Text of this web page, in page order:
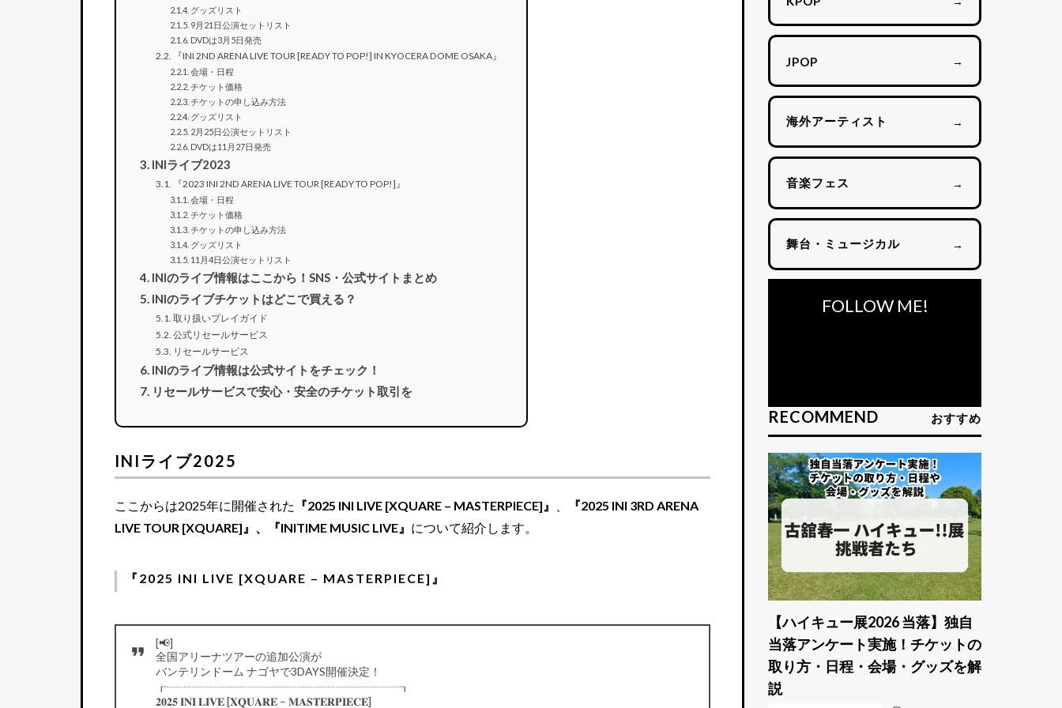
グッズリスト
9月21日公演セットリスト
DVDは3月5日発売
『INI 2ND ARENA LIVE TOUR [READY TO POP!] IN KYOCERA DOME OSAKA』
会場・日程
チケット価格
チケットの申し込み方法
グッズリスト
2月25日公演セットリスト
DVDは11月27日発売
INIライブ2023
『2023 INI 2ND ARENA LIVE TOUR [READY TO POP!]』
会場・日程
チケット価格
チケットの申し込み方法
グッズリスト
11月4日公演セットリスト
INIのライブ情報はここから！SNS・公式サイトまとめ
INIのライブチケットはどこで買える？
取り扱いプレイガイド
公式リセールサービス
リセールサービス
INIのライブ情報は公式サイトをチェック！
リセールサービスで安心・安全のチケット取引を
INIライブ2025
ここからは2025年に開催された 『2025 INI LIVE [XQUARE – MASTERPIECE]』
『2025 INI 3RD ARENA
LIVE TOUR [XQUARE]』、『INITIME MUSIC LIVE』 について紹介します。
『2025 INI LIVE [XQUARE – MASTERPIECE]』
[📢]
全国アリーナツアーの追加公演が
バンテリンドーム ナゴヤで3DAYS開催決定！
┎┈┈┈┈┈┈┈┈┈┈┈┈┈┈┈┈┈┈┈┈┈┒
𝟐𝟎𝟐𝟓 𝐈𝐍𝐈 𝐋𝐈𝐕𝐄 [𝐗𝐐𝐔𝐀𝐑𝐄 – 𝐌𝐀𝐒𝐓𝐄𝐑𝐏𝐈𝐄𝐂𝐄]
JPOP →
海外アーティスト →
音楽フェス →
舞台・ミュージカル →
FOLLOW ME!
RECOMMEND おすすめ
【ハイキュー展2026 当落】独自
当落アンケート実施！チケットの
取り方・日程・会場・グッズを解
説